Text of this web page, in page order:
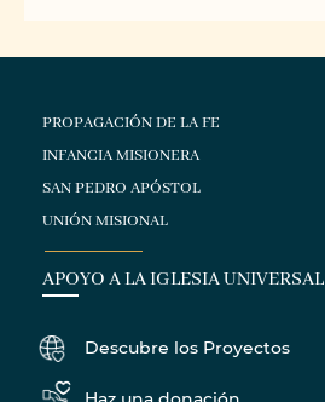
PROPAGACIÓN DE LA FE
INFANCIA MISIONERA
SAN PEDRO APÓSTOL
UNIÓN MISIONAL
APOYO A LA IGLESIA UNIVERSAL
Descubre los Proyectos
Haz una donación